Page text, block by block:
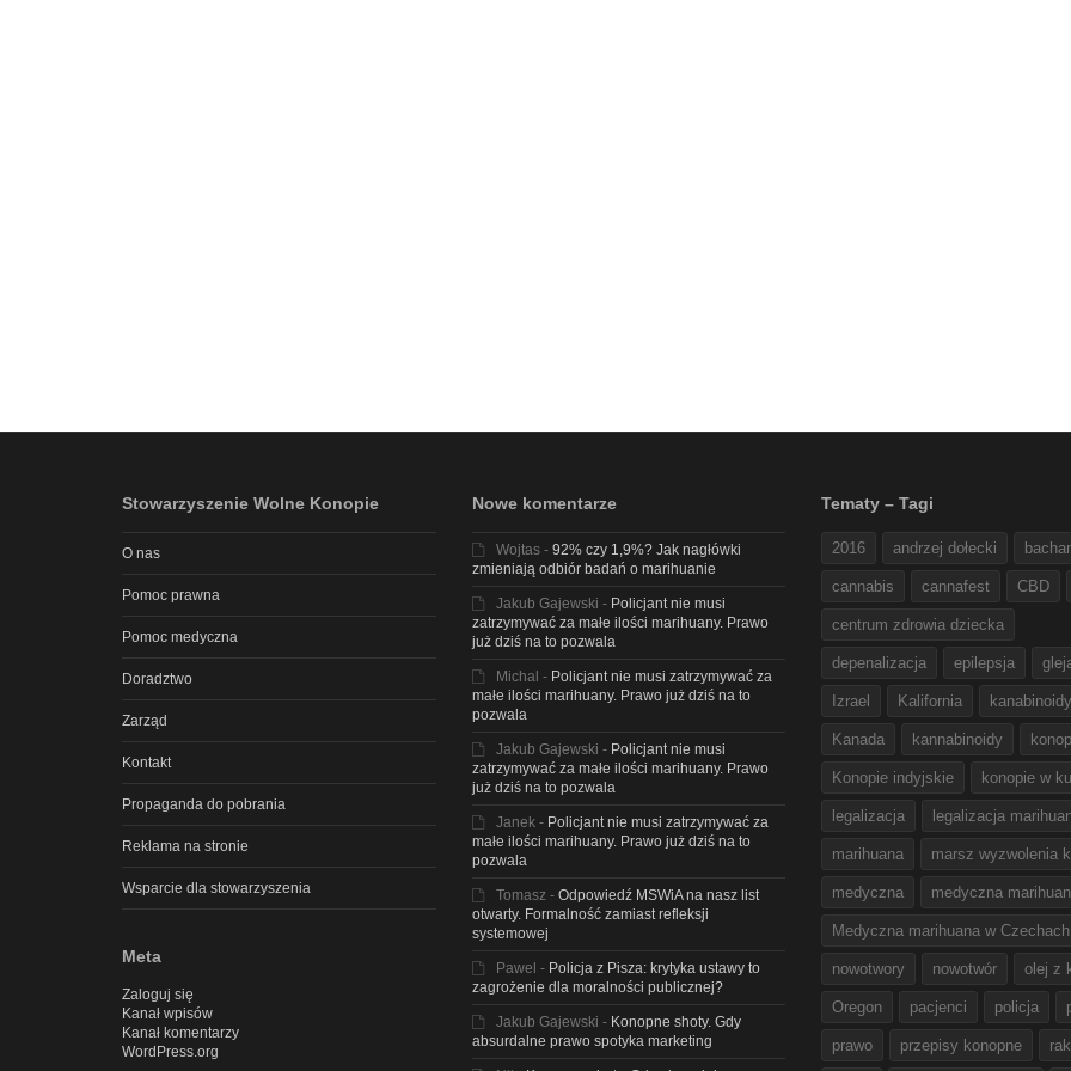
Stowarzyszenie Wolne Konopie
O nas
Pomoc prawna
Pomoc medyczna
Doradztwo
Zarząd
Kontakt
Propaganda do pobrania
Reklama na stronie
Wsparcie dla stowarzyszenia
Meta
Zaloguj się
Kanał wpisów
Kanał komentarzy
WordPress.org
Nowe komentarze
Wojtas- 92% czy 1,9%? Jak nagłówki
zmieniają odbiór badań o marihuanie
Jakub Gajewski - Policjant nie musi
zatrzymywać za małe ilości marihuany. Prawo
już dziś na to pozwala
Michal - Policjant nie musi zatrzymywać za
małe ilości marihuany. Prawo już dziś na to
pozwala
Jakub Gajewski - Policjant nie musi
zatrzymywać za małe ilości marihuany. Prawo
już dziś na to pozwala
Janek- Policjant nie musi zatrzymywać za
małe ilości marihuany. Prawo już dziś na to
pozwala
Tomasz- Odpowiedź MSWiA na nasz list
otwarty. Formalność zamiast refleksji
systemowej
Pawel - Policja z Pisza: krytyka ustawy to
zagrożenie dla moralności publicznej?
Jakub Gajewski - Konopne shoty. Gdy
absurdalne prawo spotyka marketing
Tematy – Tagi
2016 andrzej dołecki
cannabis cannafest CBD
centrum zdrowia dziecka
depenalizacja epilepsja
Izrael Kalifornia kanabinoidy
Kanada kannabinoidy
Konopie indyjskie konopie w
legalizacja legalizacja
marihuana marsz wyzwolenia
medyczna medyczna
Medyczna marihuana w Czechach
nowotwory nowotwór olej z
Oregon pacjenci policja
prawo przepisy konopne rak